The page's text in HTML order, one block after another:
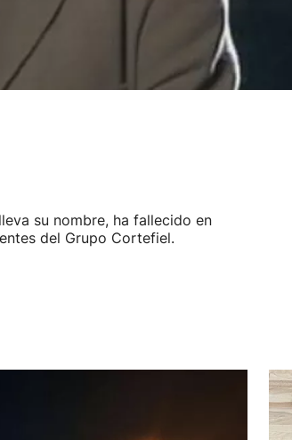
su nombre, ha fallecido en
del Grupo Cortefiel.